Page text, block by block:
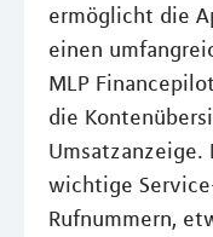
ermöglicht die
einen
MLP
die
wichtige
Rufnummern,